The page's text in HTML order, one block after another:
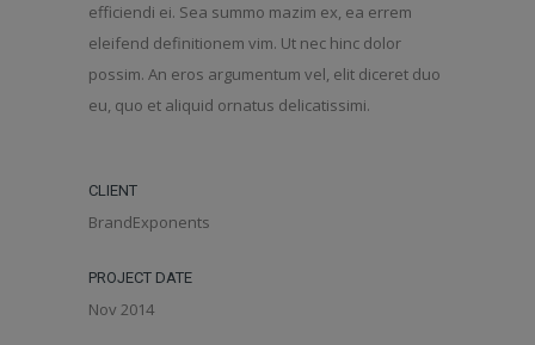
efficiendi ei. Sea summo mazim ex, ea errem
eleifend definitionem vim. Ut nec hinc dolor
possim. An eros argumentum vel, elit diceret duo
eu, quo et aliquid ornatus delicatissimi.
CLIENT
BrandExponents
PROJECT DATE
Nov 2014